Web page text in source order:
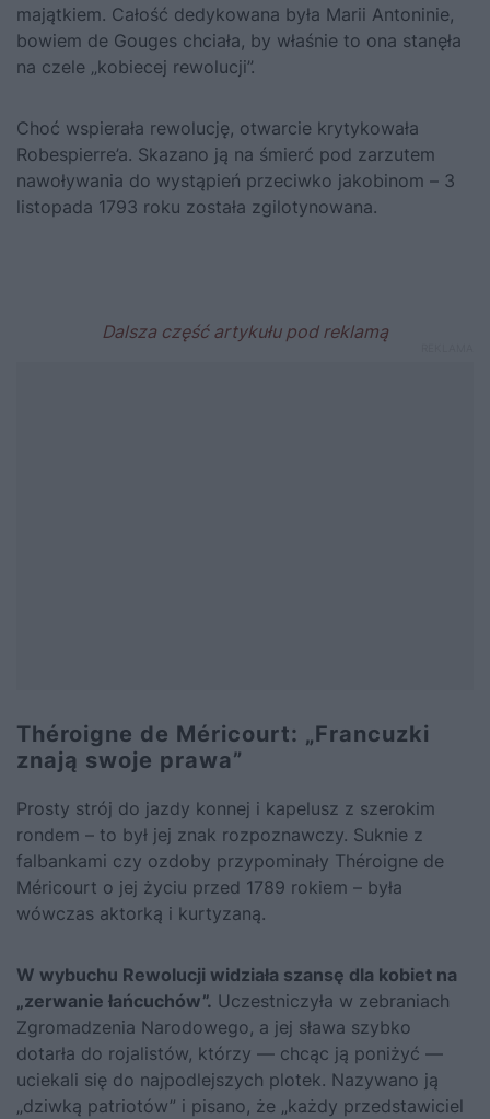
majątkiem. Całość dedykowana była Marii Antoninie,
bowiem de Gouges chciała, by właśnie to ona stanęła
na czele „kobiecej rewolucji”.
Choć wspierała rewolucję, otwarcie krytykowała
Robespierre’a. Skazano ją na śmierć pod zarzutem
nawoływania do wystąpień przeciwko jakobinom – 3
listopada 1793 roku została zgilotynowana.
Théroigne de Méricourt: „Francuzki
znają swoje prawa”
Prosty strój do jazdy konnej i kapelusz z szerokim
rondem – to był jej znak rozpoznawczy. Suknie z
falbankami czy ozdoby przypominały Théroigne de
Méricourt o jej życiu przed 1789 rokiem – była
wówczas aktorką i kurtyzaną.
W wybuchu Rewolucji widziała szansę dla kobiet na
„zerwanie łańcuchów”. Uczestniczyła w zebraniach
Zgromadzenia Narodowego, a jej sława szybko
dotarła do rojalistów, którzy — chcąc ją poniżyć —
uciekali się do najpodlejszych plotek. Nazywano ją
„dziwką patriotów” i pisano, że „każdy przedstawiciel